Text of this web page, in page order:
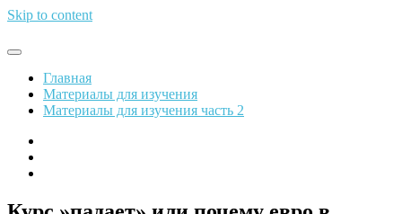
Skip to content
Обрети финансовую свободу
Главная
Материалы для изучения
Материалы для изучения часть 2